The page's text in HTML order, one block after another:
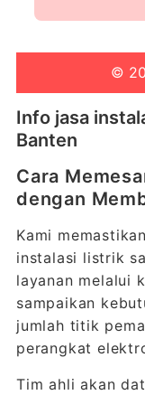
©
Info jasa
Banten
Cara
dengan
Kami
instalasi listrik
layanan melalui
sampaikan
jumlah titik
perangkat
Tim ahli akan